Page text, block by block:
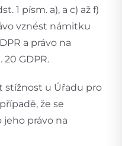
1 písm. a), a c) až f)
vznést námitku
a právo na
GDPR.
stížnost u Úřadu pro
že se
právo na